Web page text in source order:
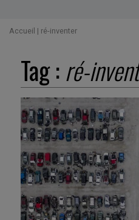
Accueil | ré-inventer
Tag :ré-